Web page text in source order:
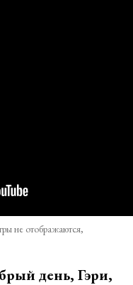
не отображаются,
день, Гэри,